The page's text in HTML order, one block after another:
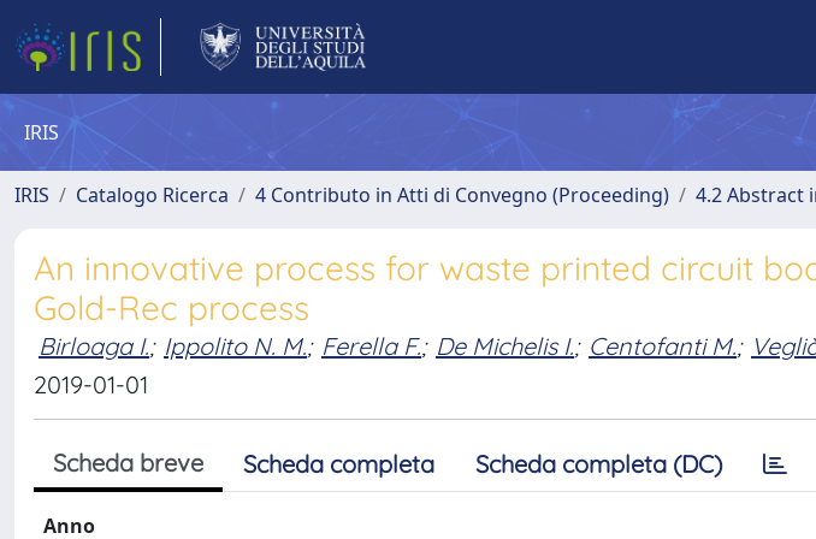
IRIS
IRIS Catalogo Ricerca 4 Contributo in Atti di Convegno (Proceeding) 4.2 Abstract
An innovative process for waste printed circuit
Gold-Rec process
Birloaga I.; Ippolito N. M.; Ferella F.; De Michelis I.; Centofanti M.;
2019-01-01
Scheda breve Scheda completa Scheda completa (DC)
Anno